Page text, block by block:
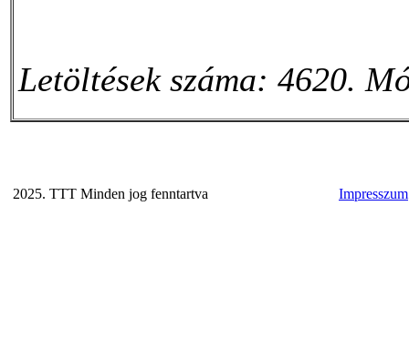
Letöltések száma: 4620.
2025. TTT Minden jog fenntartva Impresszum